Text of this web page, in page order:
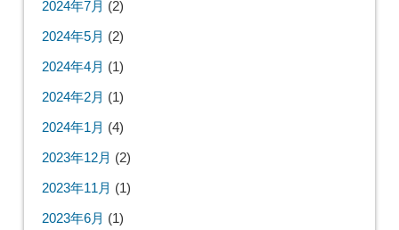
2024年7月 (2)
2024年5月 (2)
2024年4月 (1)
2024年2月 (1)
2024年1月 (4)
2023年12月 (2)
2023年11月 (1)
2023年6月 (1)